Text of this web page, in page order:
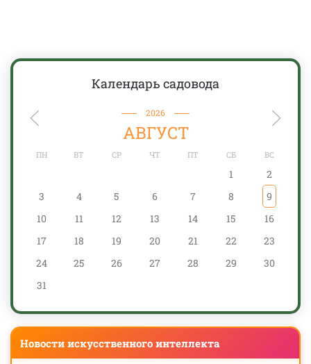
Календарь садовода
2026
АВГУСТ
ПН ВТ СР ЧТ ПТ СБ ВС
1
2
3
4 5 6 7 8
9
10
11 12 13 14 15
16
17
18 19 20 21 22
23
24
25 26 27 28 29
30
31
Новости искусственного интеллекта